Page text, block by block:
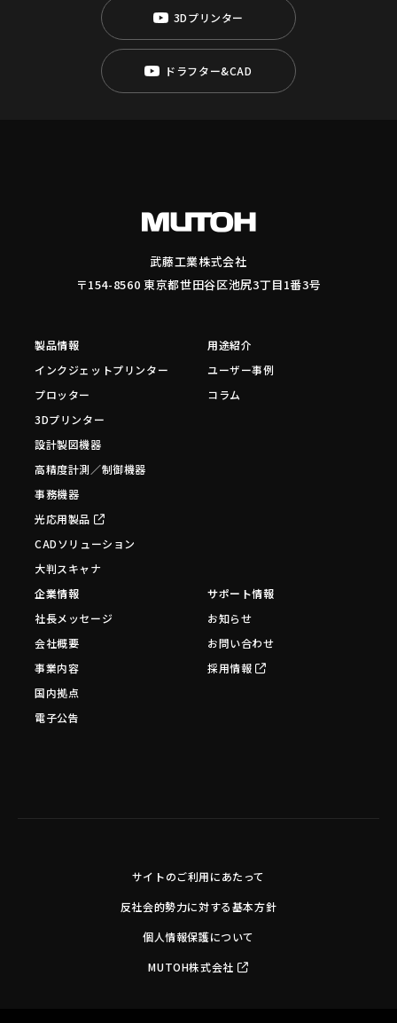
3Dプリンター
ドラフター&CAD
武藤工業株式会社
〒154-8560 東京都世田谷区池尻3丁目1番3号
製品情報
インクジェットプリンター
プロッター
3Dプリンター
設計製図機器
高精度計測／制御機器
事務機器
光応用製品
CADソリューション
大判スキャナ
用途紹介
ユーザー事例
コラム
企業情報
社長メッセージ
会社概要
事業内容
国内拠点
電子公告
サポート情報
お知らせ
お問い合わせ
採用情報
サイトのご利用にあたって
反社会的勢力に対する基本方針
個人情報保護について
MUTOH株式会社